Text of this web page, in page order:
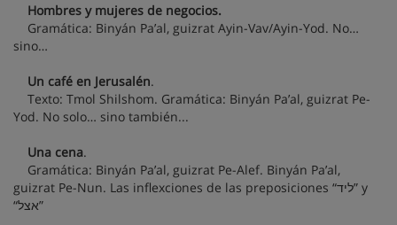
Hombres y mujeres de negocios.
Gramática: Binyán Pa’al, guizrat Ayin-Vav/Ayin-Yod. No…
sino…
Un café en Jerusalén.
Texto: Tmol Shilshom. Gramática: Binyán Pa’al, guizrat Pe-
Yod. No solo… sino también...
Una cena.
Gramática: Binyán Pa’al, guizrat Pe-Alef. Binyán Pa’al,
guizrat Pe-Nun. Las inflexciones de las preposiciones “ליד” y
“אצל”